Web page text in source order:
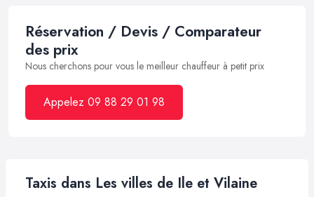
Réservation / Devis / Comparateur
des prix
Nous cherchons pour vous le meilleur chauffeur à petit prix
Appelez 09 88 29 01 98
Taxis dans Les villes de Ile et Vilaine